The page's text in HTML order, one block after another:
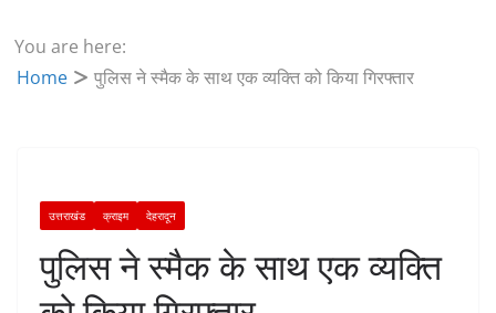
You are here:
Home
पुलिस ने स्मैक के साथ एक व्यक्ति को किया गिरफ्तार
उत्तराखंड क्राइम देहरादून
पुलिस ने स्मैक के साथ एक व्यक्ति